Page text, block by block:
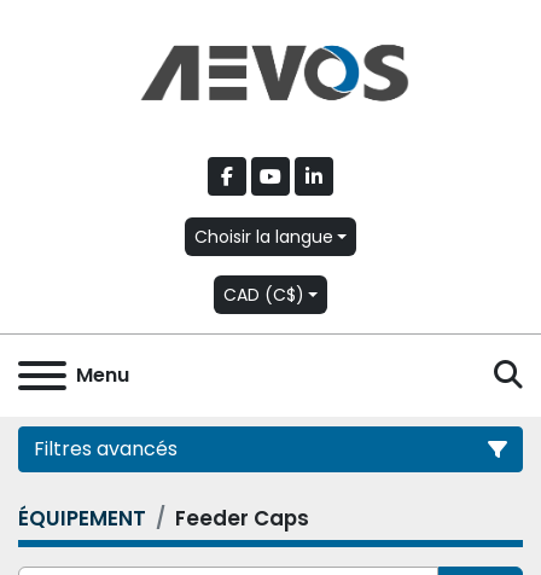
facebook
youtubelinkedin
Choisir la langue
CAD (C$)
Menu
Filtres avancés
Catégorie
ÉQUIPEMENT Feeder Caps